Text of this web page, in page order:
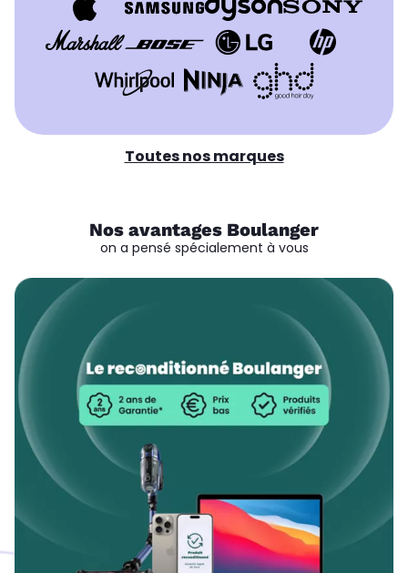
Toutes nos marques
Nos avantages Boulanger
on a pensé spécialement à vous